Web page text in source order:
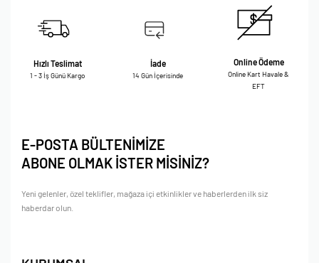
Hızlı Teslimat
1 - 3 İş Günü Kargo
İade
14 Gün İçerisinde
Online Ödeme
Online Kart Havale &
EFT
E-POSTA BÜLTENİMİZE
ABONE OLMAK İSTER MİSİNİZ?
Yeni gelenler, özel teklifler, mağaza içi etkinlikler ve haberlerden ilk siz
haberdar olun.